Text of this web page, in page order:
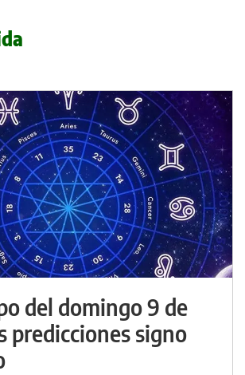
del domingo 9 de
predicciones signo